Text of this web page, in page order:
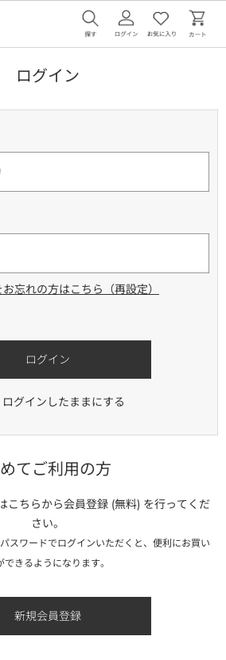
ログイン
忘れの方はこちら（再設定）
ログインしたままにする
てご利用の方
こちらから会員登録 (無料) を行ってくだ
さい。
スワードでログインいただくと、便利にお買い
できるようになります。